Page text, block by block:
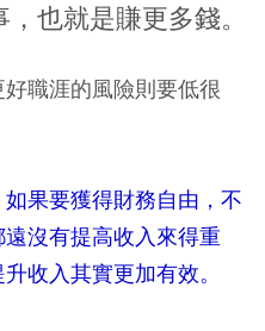
也就是賺更多錢。
職涯的風險則要低很
果要獲得財務自由，不
沒有提高收入來得重
收入其實更加有效。